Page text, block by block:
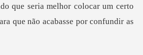
que seria melhor colocar um certo